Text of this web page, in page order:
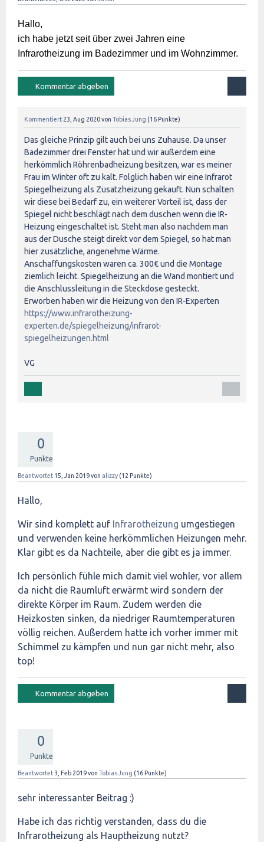
Hallo,
ich habe jetzt seit über zwei Jahren eine
Infrarotheizung im Badezimmer und im Wohnzimmer.
Kommentiert 23, Aug 2020von Tobias Jung (16 Punkte)
Das gleiche Prinzip gilt auch bei uns Zuhause. Da unser
Badezimmer drei Fenster hat und wir außerdem eine
herkömmlich Röhrenbadheizung besitzen, war es meiner
Frau im Winter oft zu kalt. Folglich haben wir eine Infrarot
Spiegelheizung als Zusatzheizung gekauft. Nun schalten
wir diese bei Bedarf zu, ein weiterer Vorteil ist, dass der
Spiegel nicht beschlägt nach dem duschen wenn die IR-
Heizung eingeschaltet ist. Steht man also nachdem man
aus der Dusche steigt direkt vor dem Spiegel, so hat man
hier zusätzliche, angenehme Wärme.
Anschaffungskosten waren ca. 300€ und die Montage
ziemlich leicht. Spiegelheizung an die Wand montiert und
die Anschlussleitung in die Steckdose gesteckt.
Erworben haben wir die Heizung von den IR-Experten
https://www.infrarotheizung-
experten.de/spiegelheizung/infrarot-
spiegelheizungen.html
VG
0
Punkte
Beantwortet 15, Jan 2019von alizzy (12 Punkte)
Hallo,
Wir sind komplett auf Infrarotheizung umgestiegen
und verwenden keine herkömmlichen Heizungen mehr.
Klar gibt es da Nachteile, aber die gibt es ja immer.
Ich persönlich fühle mich damit viel wohler, vor allem
da nicht die Raumluft erwärmt wird sondern der
direkte Körper im Raum. Zudem werden die
Heizkosten sinken, da niedriger Raumtemperaturen
völlig reichen. Außerdem hatte ich vorher immer mit
Schimmel zu kämpfen und nun gar nicht mehr, also
top!
0
Punkte
Beantwortet3, Feb 2019von Tobias Jung (16 Punkte)
sehr interessanter Beitrag :)
Habe ich das richtig verstanden, dass du die
Infrarotheizung als Hauptheizung nutzt?